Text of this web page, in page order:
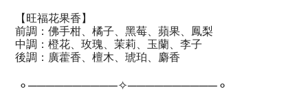
【旺福花果香】
前調：佛手柑、橘子、黑莓、蘋果、鳳梨
中調：橙花、玫瑰、茉莉、玉蘭、李子
後調：廣藿香、檀木、琥珀、麝香
⚬──────────✧──────────⚬